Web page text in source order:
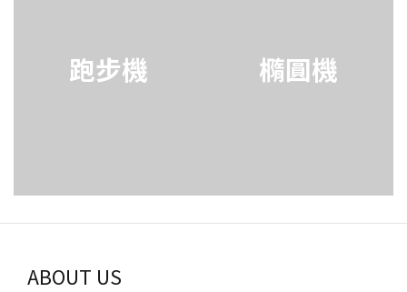
跑步機 橢圓機
ABOUT US